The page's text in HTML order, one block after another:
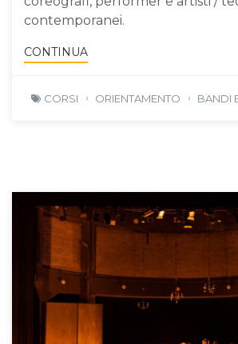
contemporanei.
CONTINUA
CORSI ORIENTAMENTO BANDI